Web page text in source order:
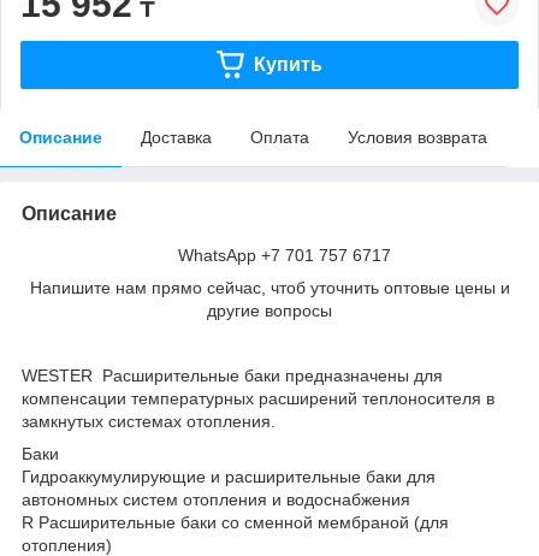
₸
Купить
Описание Доставка Оплата Условия возврата
Описание
WhatsApp +7 701 757 6717
Напишите нам прямо сейчас, чтоб уточнить оптовые цены и
другие вопросы
WESTER Расширительные баки предназначены для
компенсации температурных расширений теплоносителя в
замкнутых системах отопления.
Баки
Гидроаккумулирующие и расширительные баки для
автономных систем отопления и водоснабжения
R Расширительные баки со сменной мембраной (для
отопления)